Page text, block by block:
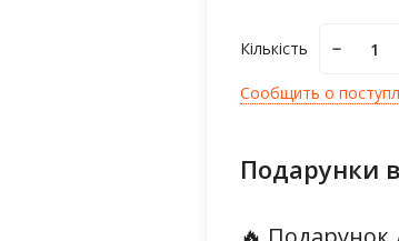
Кількість
Сообщить о
Подарунки